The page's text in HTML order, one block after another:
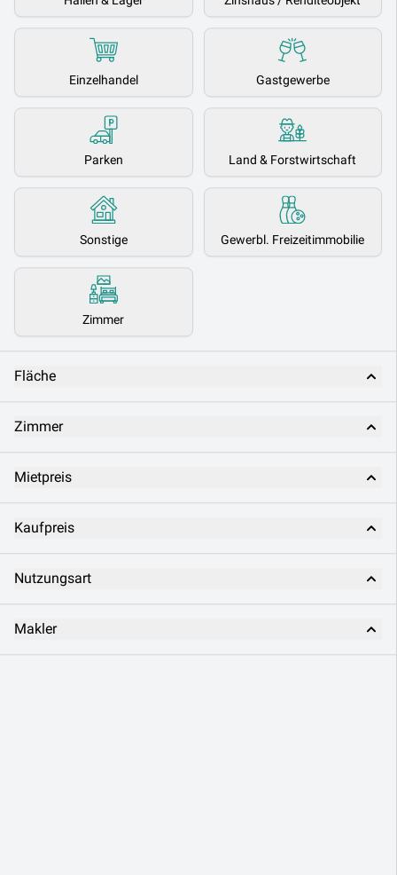
Einzelhandel Gastgewerbe
Parken Land & Forstwirtschaft
Sonstige Gewerbl. Freizeitimmobilie
Zimmer
Fläche
Zimmer
Mietpreis
Kaufpreis
Nutzungsart
Makler